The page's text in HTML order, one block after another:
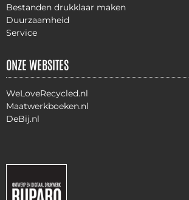
Bestanden drukklaar maken
Duurzaamheid
Service
ONZE WEBSITES
WeLoveRecycled.nl
Maatwerkboeken.nl
DeBij.nl